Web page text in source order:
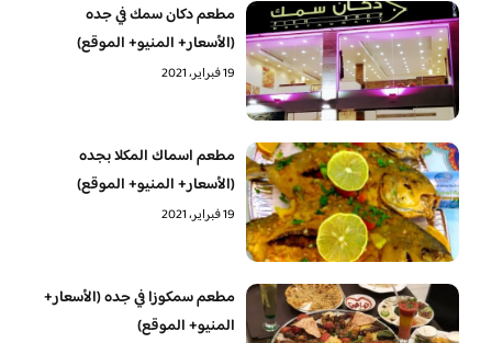
مطعم دكان سمك في جده
(الأسعار+ المنيو+ الموقع)
19 فبراير، 2021
مطعم اسماك المكلا بجده
(الأسعار+ المنيو+ الموقع)
19 فبراير، 2021
مطعم سمكوزا في جده (الأسعار+
المنيو+ الموقع)